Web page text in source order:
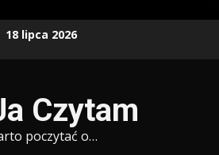
18 lipca 2026
Czytam
poczytać o…